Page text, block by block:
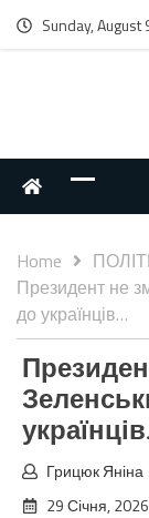
Sunday, August
Home
Президент не
до українців…
Грицюк Яніна
29 Січня, 2026